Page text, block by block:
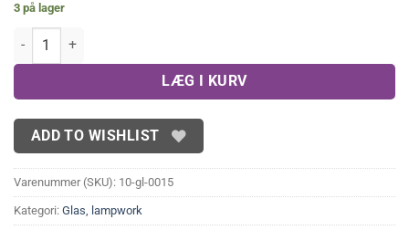
3 på lager
Små græskar i glas 4stk. antal
LÆG I KURV
ADD TO WISHLIST
Varenummer (SKU): 10-gl-0015
Kategori: Glas, lampwork